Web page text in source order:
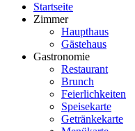
Startseite
Zimmer
Haupthaus
Gästehaus
Gastronomie
Restaurant
Brunch
Feierlichkeiten
Speisekarte
Getränkekarte